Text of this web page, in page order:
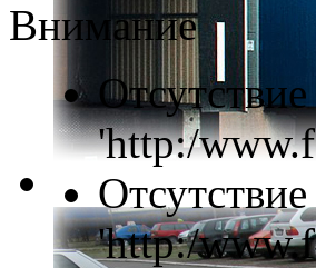
Внимание
'http:/
'http:/